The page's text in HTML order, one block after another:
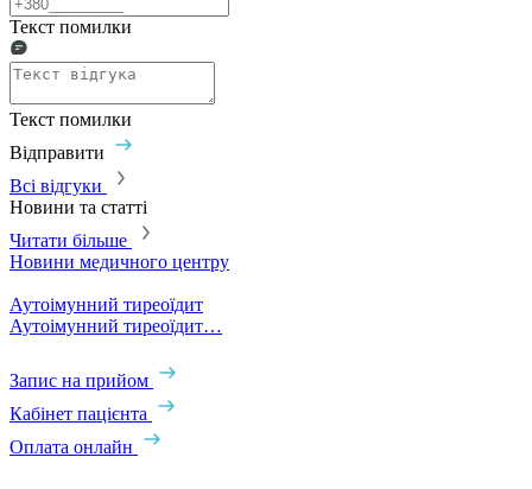
Текст помилки
Текст помилки
Відправити
Всі відгуки
Новини та статті
Читати більше
Новини медичного центру
Аутоімунний тиреоїдит
Аутоімунний тиреоїдит…
Запис на прийом
Кабінет пацієнта
Оплата онлайн